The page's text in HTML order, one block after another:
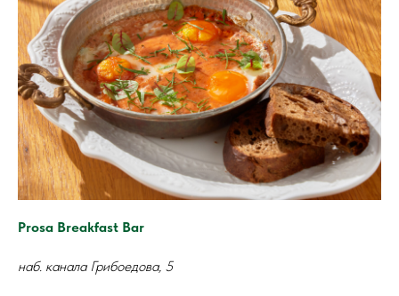
Prosa Breakfast Bar
наб. канала Грибоедова, 5